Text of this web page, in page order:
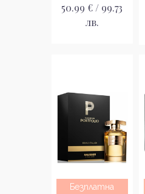
50.99 € / 99.73
лв.
Безплатна